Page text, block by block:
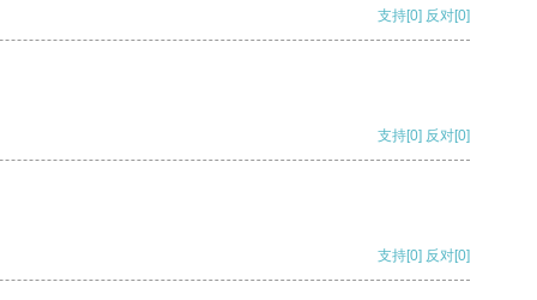
支持[0] 反对[0]
支持[0] 反对[0]
支持[0] 反对[0]